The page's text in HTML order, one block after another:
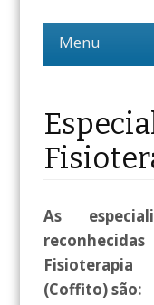
As
(Coffito) são: